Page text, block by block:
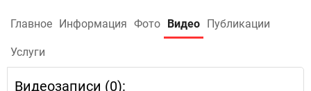
Главное Информация Фото Видео Публикации
Услуги
Видеозаписи (0):